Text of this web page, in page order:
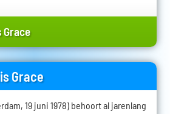
Grace
Grace
19 juni 1978) behoort al jarenlang